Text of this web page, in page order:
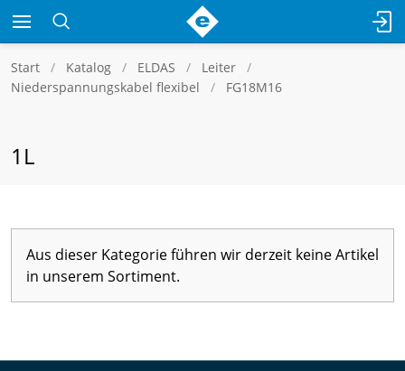
Start Katalog ELDAS
Leiter
Niederspannungskabel flexibel
FG18M16
1L
Aus dieser Kategorie führen wir derzeit keine Artikel
in unserem Sortiment.